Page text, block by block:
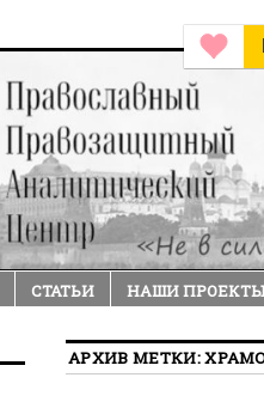
СТАТЬИ НАШИ
АРХИВ МЕТКИ: